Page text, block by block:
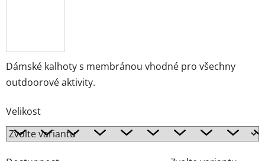
Dámské kalhoty s membránou vhodné pro všechny
outdoorové aktivity.
Velikost